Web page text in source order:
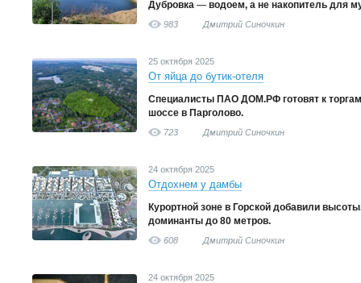
Дубровка — водоем, а не накопитель для
983 Дмитрий Синочкин
25 октября 2025
От яйца до бутик-отеля
Специалисты ПАО ДОМ.РФ готовят к
шоссе в Парголово.
723 Дмитрий Синочкин
24 октября 2025
Отдохнем у дамбы
Курортной зоне в Горской добавили
доминанты до 80 метров.
608 Дмитрий Синочкин
24 октября 2025